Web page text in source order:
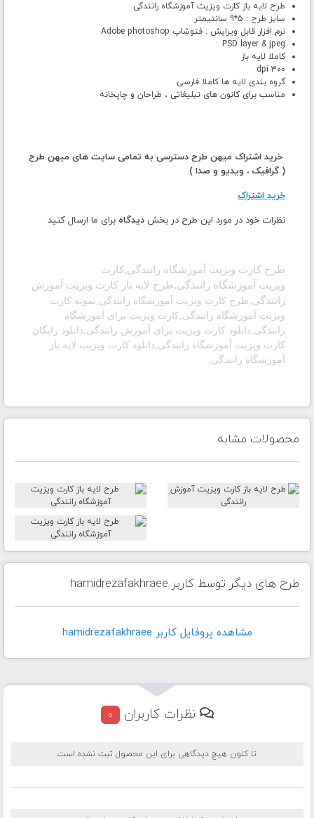
طرح لایه باز کارت ویزیت آموزشگاه رانندگی
سایز طرح : 5*9 سانتیمتر
نرم افزار قابل ویرایش : فتوشاپ Adobe photoshop
PSD layer & jpeg
کاملا لایه باز
300 dpi
گروه بندی لایه ها کاملا فارسی
مناسب برای کانون های تبلیغاتی ، طراحان و چاپخانه
خرید اشتراک میهن طرح دسترسی به تمامی سایت های میهن طرح
( گرافیک ، ویدیو و صدا )
خرید اشتراک
نظرات خود در مورد این طرح در بخش دیدگاه برای ما ارسال کنید
طرح کارت ویزیت آموزشگاه رانندگی,کارت
ویزیت آموزشگاه رانندگی,طرح لایه باز کارت ویزیت آموزش
رانندگی,طرح کارت ویزیت آموزشگاه رانندگی,نمونه کارت
ویزیت آموزشگاه رانندگی,کارت ویزیت برای آموزشگاه
رانندگی,دانلود کارت ویزیت برای آموزش رانندگی,دانلود رایگان
کارت ویزیت آموزشگاه رانندگی,دانلود کارت ویزیت لایه باز
آموزشگاه رانندگی,
محصولات مشابه
طرح های دیگر توسط کاربر hamidrezafakhraee
مشاهده پروفايل کاربر hamidrezafakhraee
نظرات کاربران 0
تا کنون هیچ دیدگاهی برای این محصول ثبت نشده است